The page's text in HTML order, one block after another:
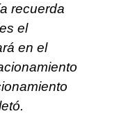
recuerda
el
en el